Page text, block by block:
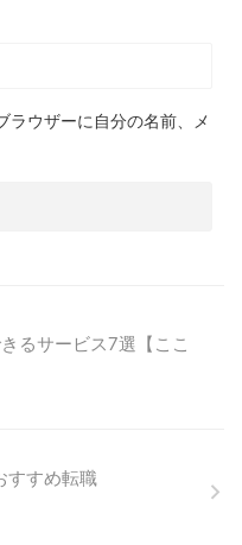
ラウザーに自分の名前、メ
るサービス7選【ここ
すすめ転職